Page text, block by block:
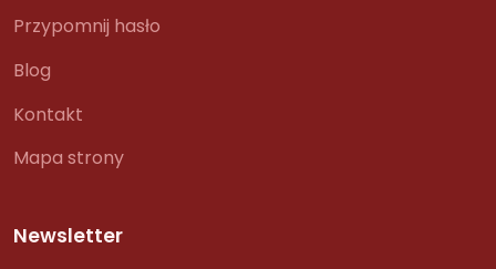
Przypomnij hasło
Blog
Kontakt
Mapa strony
Newsletter